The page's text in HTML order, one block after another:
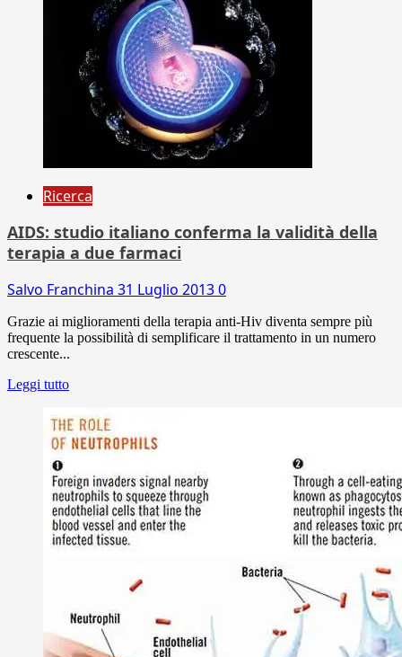
Ricerca
AIDS: studio italiano conferma la validità della
terapia a due farmaci
Salvo Franchina 31 Luglio 20130
Grazie ai miglioramenti della terapia anti-Hiv diventa sempre più
frequente la possibilità di semplificare il trattamento in un numero
crescente...
Leggi tutto